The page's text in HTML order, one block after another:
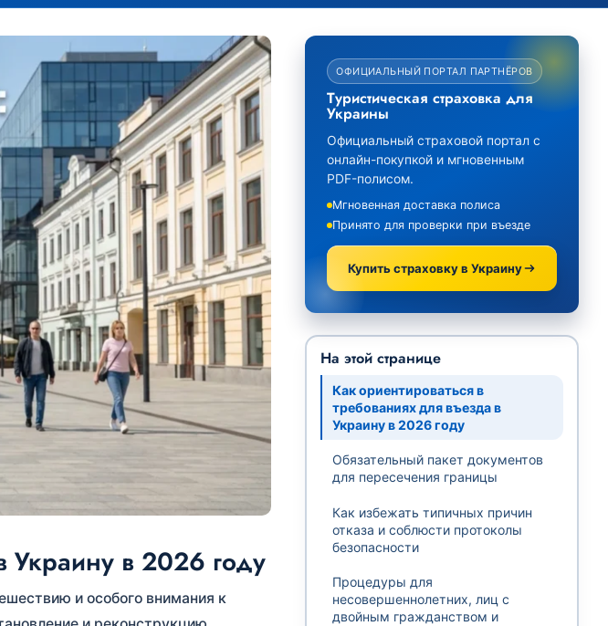
Украину в 2026 году
и особого внимания к
ОФИЦИАЛЬНЫЙ ПОРТАЛ ПАРТНЁРОВ
Туристическая страховка для
Украины
Официальный страховой портал с
онлайн-покупкой и мгновенным
PDF-полисом.
Мгновенная доставка полиса
Принято для проверки при въезде
Купить страховку в Украину
На этой странице
Как ориентироваться в
требованиях для въезда в
Украину в 2026 году
Обязательный пакет документов
для пересечения границы
Как избежать типичных причин
отказа и соблюсти протоколы
безопасности
Процедуры для
несовершеннолетних, лиц с
двойным гражданством и